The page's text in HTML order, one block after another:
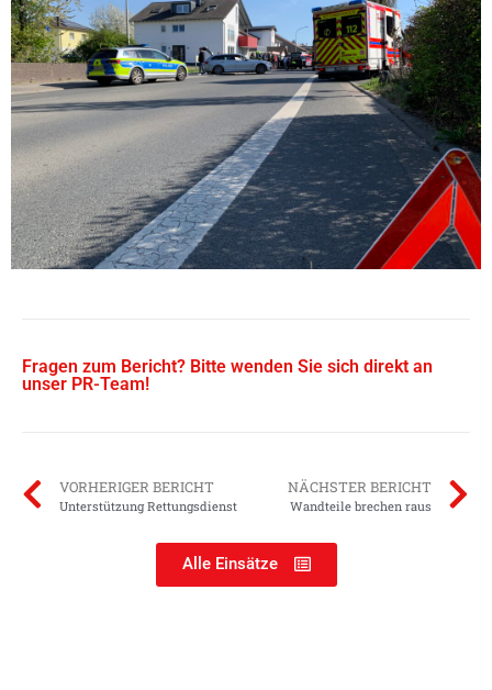
Fragen zum Bericht? Bitte wenden Sie sich direkt an
unser PR-Team!
VORHERIGER BERICHT
Unterstützung Rettungsdienst
NÄCHSTER BERICHT
Wandteile brechen raus
Alle Einsätze